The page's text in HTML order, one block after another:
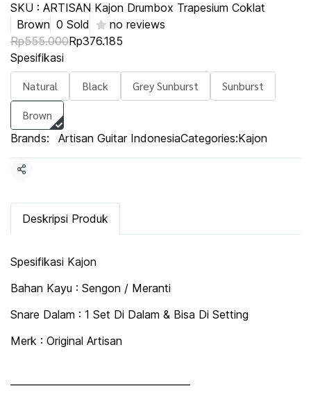
SKU : ARTISAN Kajon Drumbox Trapesium Coklat
Brown 0 Sold
no reviews
Rp555.000Rp376.185
Spesifikasi
Natural Black Grey Sunburst
Sunburst
Brown
Brands: Artisan Guitar IndonesiaCategories:Kajon
Share
Deskripsi Produk
Spesifikasi Kajon
Bahan Kayu : Sengon / Meranti
Snare Dalam : 1 Set Di Dalam & Bisa Di Setting
Merk : Original Artisan